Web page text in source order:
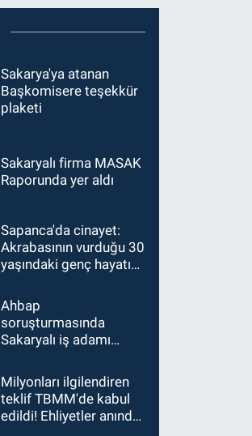
Sakarya'ya atanan
Başkomisere teşekkür
plaketi
Sakaryalı firma MASAK
Raporunda yer aldı
Sapanca'da cinayet:
Akrabasının vurduğu 30
yaşındaki genç hayatını
Ahbap
soruşturmasında
Sakaryalı iş adamı
Milyonları ilgilendiren
teklif TBMM'de kabul
edildi! Ehliyetler anında